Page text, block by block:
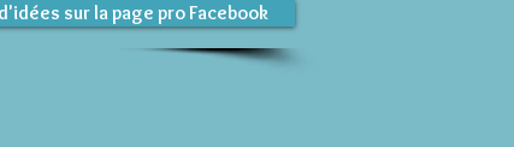
sur la page pro Facebook